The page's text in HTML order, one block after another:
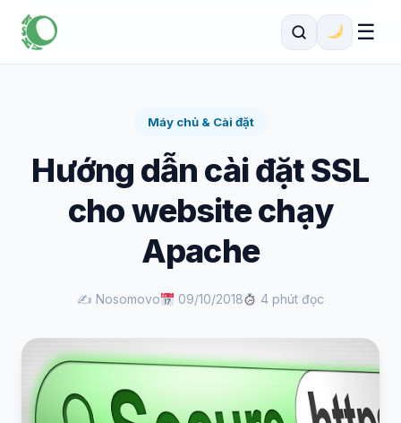
☰
Máy chủ & Cài đặt
Hướng dẫn cài đặt SSL
cho website chạy
Apache
✍️ Nosomovo 09/10/2018 4 phút đọc